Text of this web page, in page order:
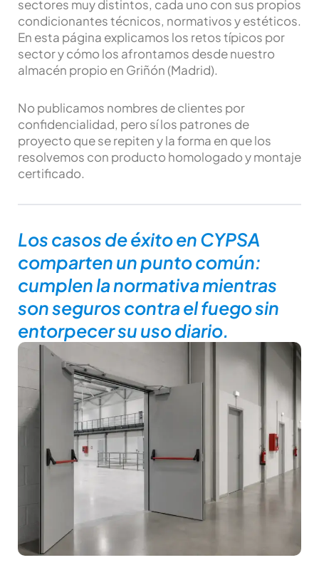
sectores muy distintos, cada uno con sus propios
condicionantes técnicos, normativos y estéticos.
En esta página explicamos los retos típicos por
sector y cómo los afrontamos desde nuestro
almacén propio en Griñón (Madrid).
No publicamos nombres de clientes por
confidencialidad, pero sí los patrones de
proyecto que se repiten y la forma en que los
resolvemos con producto homologado y montaje
certificado.
Los casos de éxito en CYPSA
comparten un punto común:
cumplen la normativa mientras
son seguros contra el fuego sin
entorpecer su uso diario.